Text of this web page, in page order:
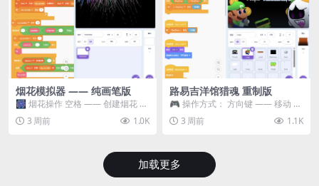
烟花模拟器 —— 纯画笔版
🎆 烟花操作 空格 —— 创建烟花 1
~ 3 —— 切换烟花类型 普通烟花
嘶...3 周前 1.0K
路易吉洋馆猎魂 重制版
🎮 操作方式： 方向键 —— 移动 &
跳跃 空格 —— 打开宝箱 将你...
3 周前 1.1K
加载更多